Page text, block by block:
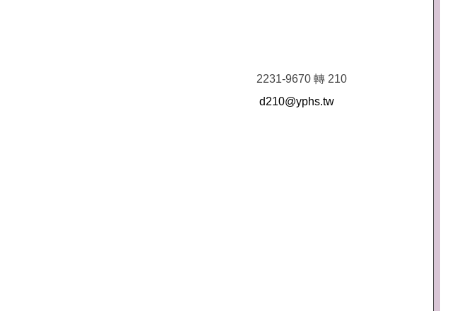
2231-9670 轉 210
d210@yphs.tw